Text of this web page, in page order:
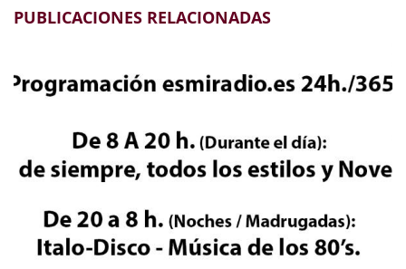
PUBLICACIONES RELACIONADAS